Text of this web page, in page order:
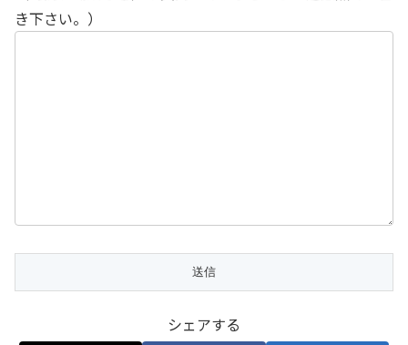
き下さい。）
シェアする